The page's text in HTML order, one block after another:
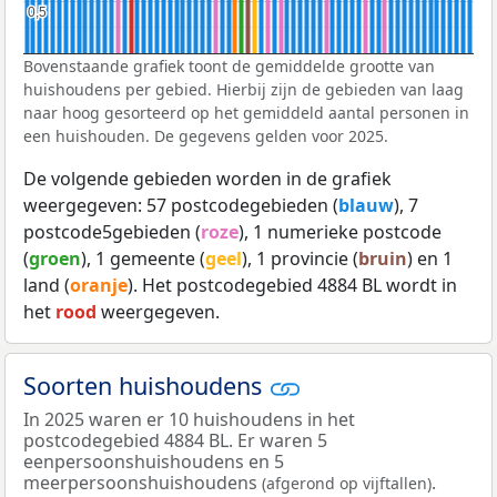
0,5
0,5
Bovenstaande grafiek toont de gemiddelde grootte van
huishoudens per gebied. Hierbij zijn de gebieden van laag
naar hoog gesorteerd op het gemiddeld aantal personen in
een huishouden. De gegevens gelden voor 2025.
De volgende gebieden worden in de grafiek
weergegeven: 57 postcodegebieden (blauw), 7
postcode5gebieden (roze), 1 numerieke postcode
(groen), 1 gemeente (geel), 1 provincie (bruin) en 1
land (oranje). Het postcodegebied 4884 BL wordt in
het rood weergegeven.
Soorten huishoudens
In 2025 waren er 10 huishoudens in het
postcodegebied 4884 BL. Er waren 5
eenpersoonshuishoudens en 5
meerpersoonshuishoudens (afgerond op vijftallen).